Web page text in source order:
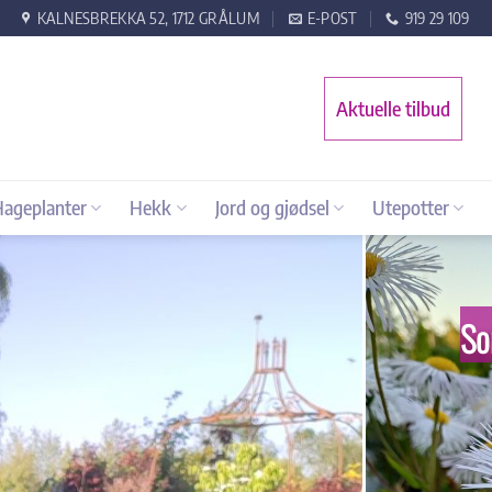
KALNESBREKKA 52, 1712 GRÅLUM E-POST 919 29 109
Aktuelle tilbud
Hekk Jord og gjødsel Utepotter